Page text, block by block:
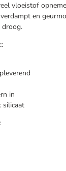
vloeistof
en
droog.
:
in
silicaat